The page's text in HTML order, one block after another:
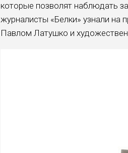
которые позволят наблюдать
журналисты «Белки» узнали на
Павлом Латушко и